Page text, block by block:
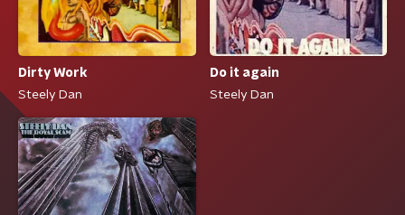
Dirty Work
Steely Dan
Do it again
Steely Dan